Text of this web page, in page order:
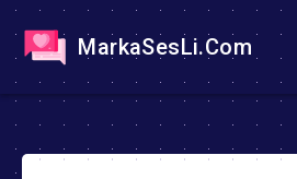
MarkaSesLi.Com